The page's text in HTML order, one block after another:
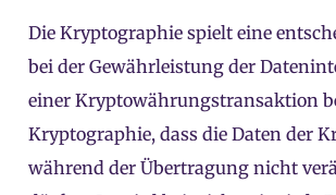
Die Kryptographie spielt eine
bei der Gewährleistung der
einer Kryptowährungstransaktion
Kryptographie, dass die Daten der
während der Übertragung nicht